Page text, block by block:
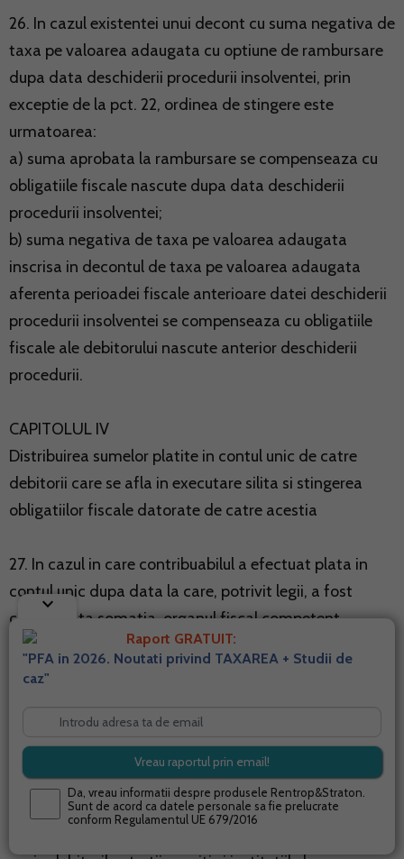
26. In cazul existentei unui decont cu suma negativa de
taxa pe valoarea adaugata cu optiune de rambursare
dupa data deschiderii procedurii insolventei, prin
exceptie de la pct. 22, ordinea de stingere este
urmatoarea:
a) suma aprobata la rambursare se compenseaza cu
obligatiile fiscale nascute dupa data deschiderii
procedurii insolventei;
b) suma negativa de taxa pe valoarea adaugata
inscrisa in decontul de taxa pe valoarea adaugata
aferenta perioadei fiscale anterioare datei deschiderii
procedurii insolventei se compenseaza cu obligatiile
fiscale ale debitorului nascute anterior deschiderii
procedurii.
CAPITOLUL IV
Distribuirea sumelor platite in contul unic de catre
debitorii care se afla in executare silita si stingerea
obligatiilor fiscale datorate de catre acestia
27. In cazul in care contribuabilul a efectuat plata in
contul unic dupa data la care, potrivit legii, a fost
comunicata somatia, organul fiscal competent
procedeaza la distribuirea sumelor platite si stingerea
creantelor fiscale potrivit prevederilor cap. I.
28. Dispozitiile pct. 27 se aplica in mod corespunzator
si in cazul operarii compensarii potrivit art. 167 din
Codul de procedura fiscala.
keyboard_arrow_down
Raport GRATUIT:
"PFA in 2026. Noutati privind TAXAREA + Studii de
caz"
Da, vreau informatii despre produsele Rentrop&Straton.
Sunt de acord ca datele personale sa fie prelucrate
conform Regulamentul UE 679/2016